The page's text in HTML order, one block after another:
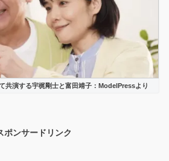
共演する宇梶剛士と富田靖子：ModelPressより
ポンサードリンク